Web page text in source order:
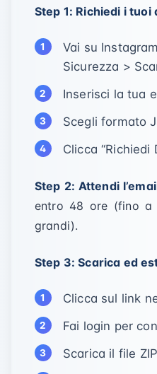
Step 1: Richiedi i tuoi
Vai su
Sicurezza >
Inserisci la tua
Scegli formato
Clicca “Richiedi
Step 2: Attendi
entro 48 ore (fino a
grandi).
Step 3: Scarica ed
Clicca sul link
Fai login per
Scarica il file ZIP